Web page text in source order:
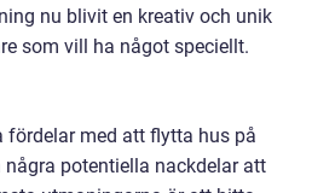
nu blivit en kreativ och unik
som vill ha något speciellt.
fördelar med att flytta hus på
potentiella nackdelar att